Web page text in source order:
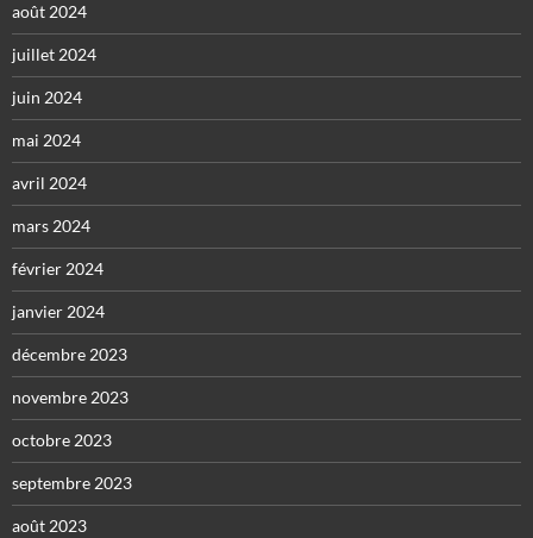
août 2024
juillet 2024
juin 2024
mai 2024
avril 2024
mars 2024
février 2024
janvier 2024
décembre 2023
novembre 2023
octobre 2023
septembre 2023
août 2023